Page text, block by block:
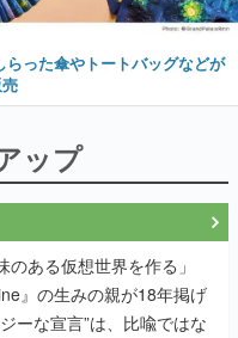
った傘やトートバッグなどが
ップ
のある仮想世界を作る」
』の生みの親が18年掲げ
ーな宣言”は、比喩ではな